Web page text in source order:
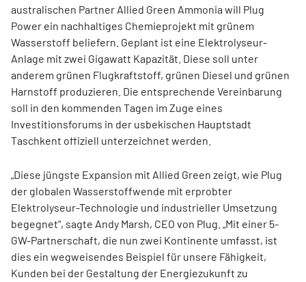
australischen Partner Allied Green Ammonia will Plug
Power ein nachhaltiges Chemieprojekt mit grünem
Wasserstoff beliefern. Geplant ist eine Elektrolyseur-
Anlage mit zwei Gigawatt Kapazität. Diese soll unter
anderem grünen Flugkraftstoff, grünen Diesel und grünen
Harnstoff produzieren. Die entsprechende Vereinbarung
soll in den kommenden Tagen im Zuge eines
Investitionsforums in der usbekischen Hauptstadt
Taschkent offiziell unterzeichnet werden.
„Diese jüngste Expansion mit Allied Green zeigt, wie Plug
der globalen Wasserstoffwende mit erprobter
Elektrolyseur-Technologie und industrieller Umsetzung
begegnet“, sagte Andy Marsh, CEO von Plug. „Mit einer 5-
GW-Partnerschaft, die nun zwei Kontinente umfasst, ist
dies ein wegweisendes Beispiel für unsere Fähigkeit,
Kunden bei der Gestaltung der Energiezukunft zu